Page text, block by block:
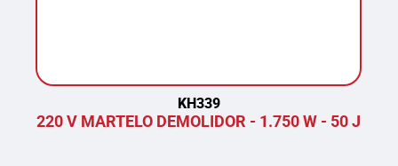
KH339
220 V MARTELO DEMOLIDOR - 1.750 W - 50 J